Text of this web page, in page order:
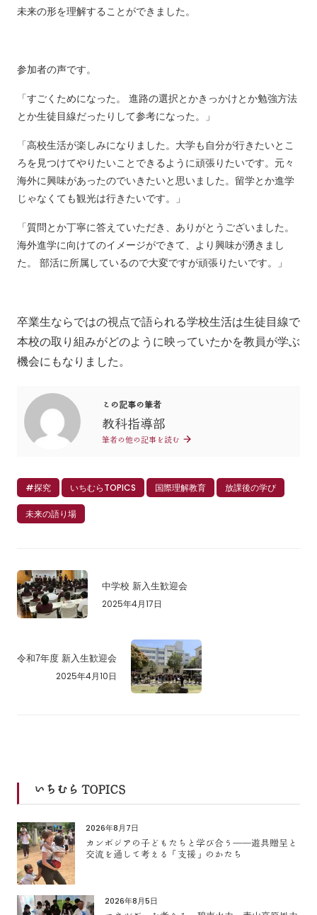
未来の形を理解することができました。
参加者の声です。
「すごくためになった。 進路の選択とかきっかけとか勉強方法
とか生徒目線だったりして参考になった。」
「高校生活が楽しみになりました。大学も自分が行きたいとこ
ろを見つけてやりたいことできるように頑張りたいです。元々
海外に興味があったのでいきたいと思いました。留学とか進学
じゃなくても観光は行きたいです。」
「質問とか丁寧に答えていただき、ありがとうございました。
海外進学に向けてのイメージができて、より興味が湧きまし
た。 部活に所属しているので大変ですが頑張りたいです。」
卒業生ならではの視点で語られる学校生活は生徒目線で
本校の取り組みがどのように映っていたかを教員が学ぶ
機会にもなりました。
この記事の筆者
教科指導部
筆者の他の記事を読む
#探究 いちむらTOPICS 国際理解教育 放課後の学び
未来の語り場
中学校 新入生歓迎会
2025年4月17日
令和7年度 新入生歓迎会
2025年4月10日
いちむら TOPICS
2026年8月7日
カンボジアの子どもたちと学び合う――遊具贈呈と
交流を通して考える「支援」のかたち
2026年8月5日